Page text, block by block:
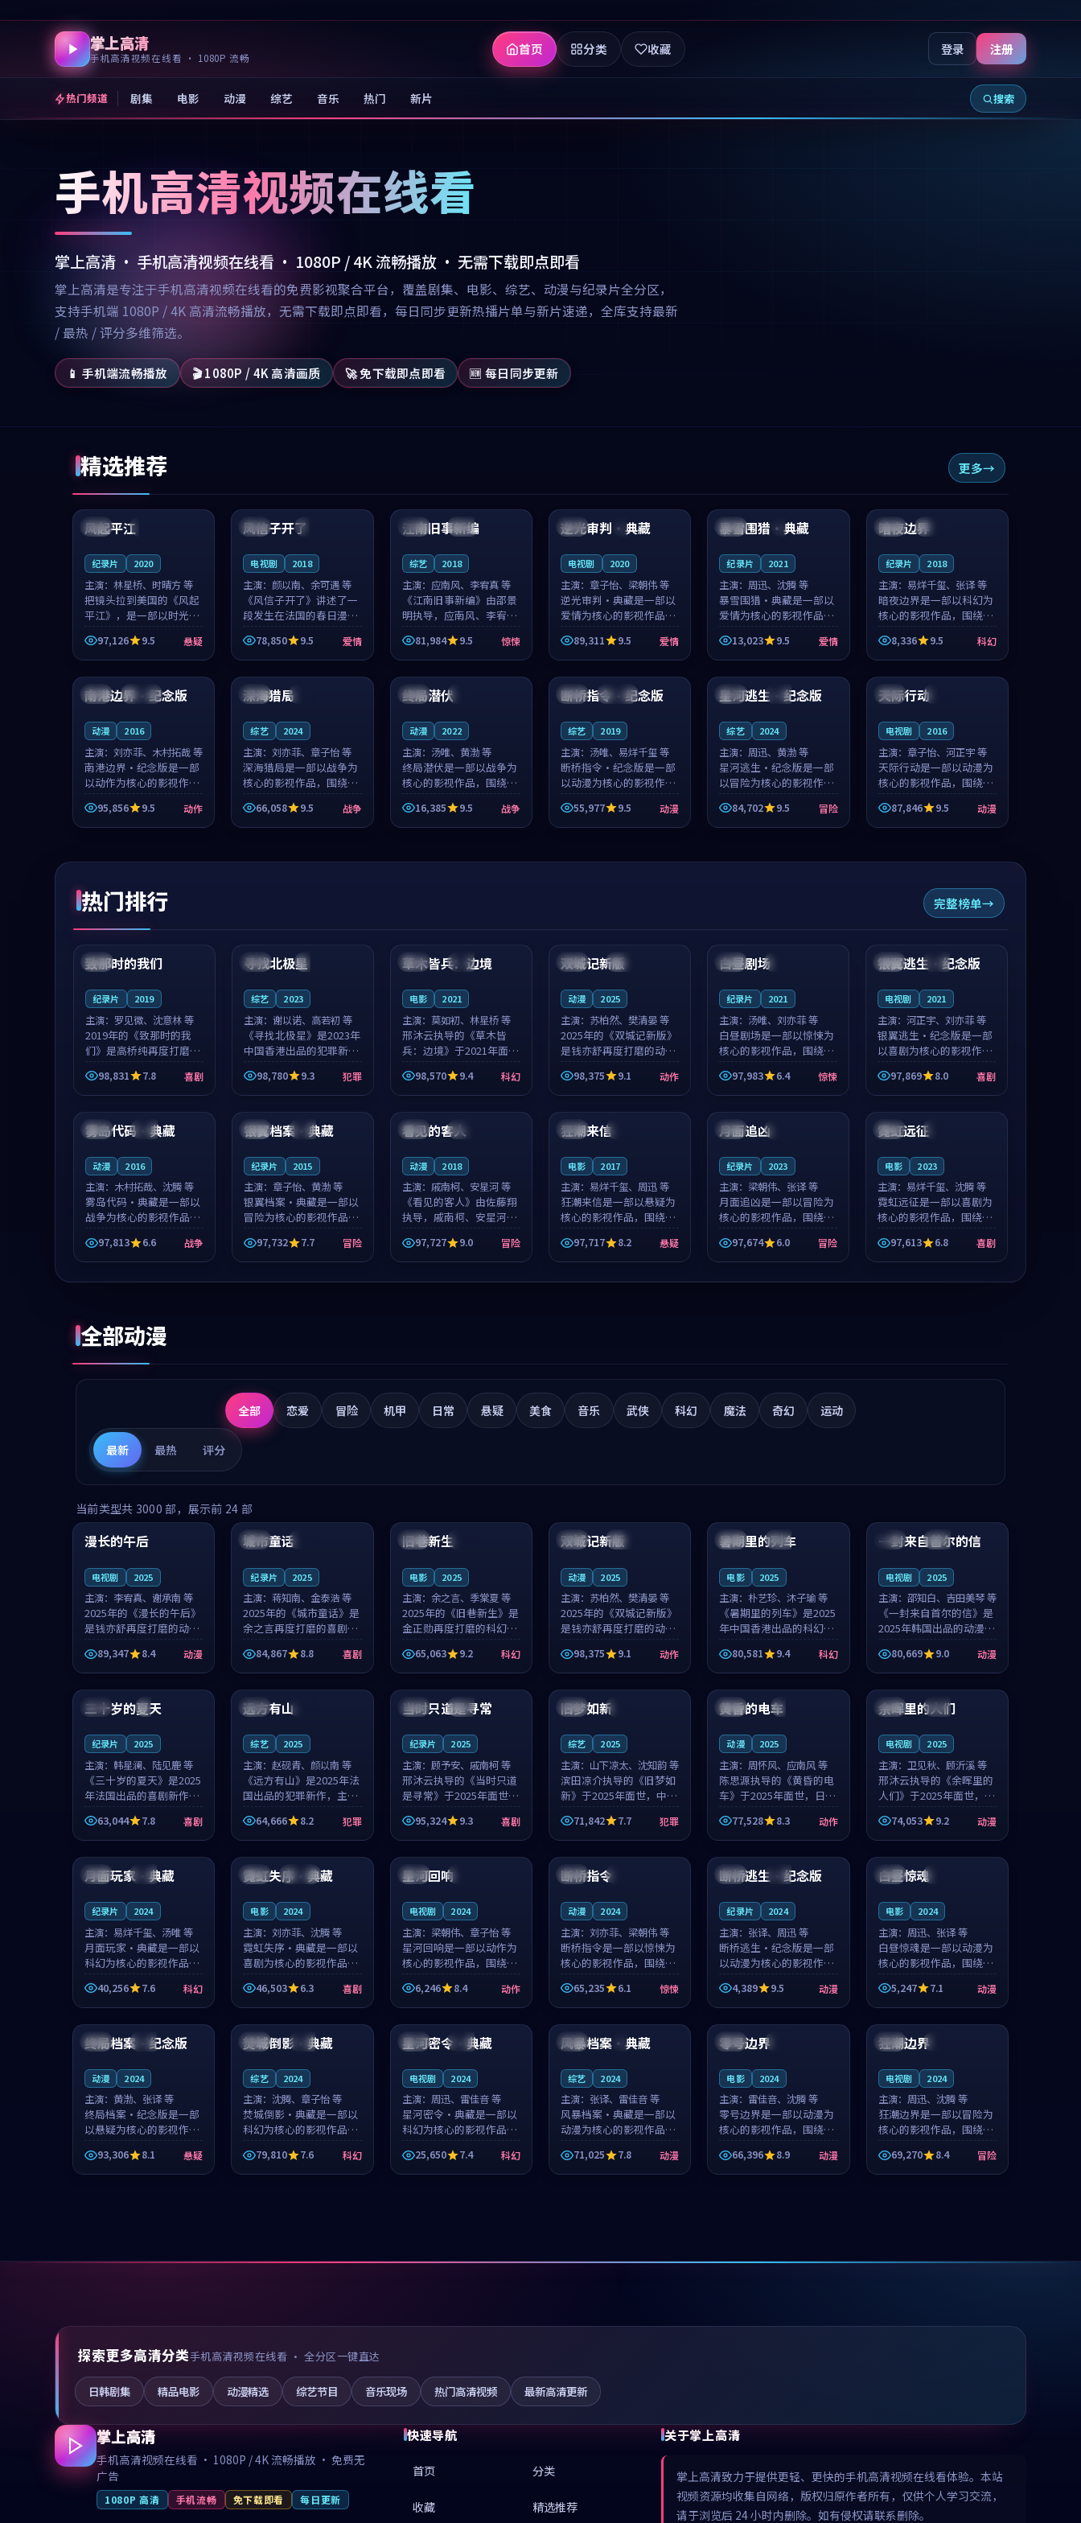
掌上高清
手机高清视频在线看 · 1080P 流畅
首页 分类 收藏 登录 注册
热门频道 剧集 电影 动漫 综艺 音乐 热门 新片 搜索
手机高清视频在线看
掌上高清 · 手机高清视频在线看 · 1080P / 4K 流畅播放 · 无需下载即点即看
掌上高清是专注于手机高清视频在线看的免费影视聚合平台，覆盖剧集、电影、综艺、动漫与纪录片全分区，
支持手机端 1080P / 4K 高清流畅播放，无需下载即点即看，每日同步更新热播片单与新片速递，全库支持最新
/ 最热 / 评分多维筛选。
📱 手机端流畅播放 🎬 1080P / 4K 高清画质 🚀 免下载即点即看 🆕 每日同步更新
精选推荐 更多
美国
99:07
风起平江
纪录片 2020
主演： 林星桥、时晴方 等
把镜头拉到美国的《风起
平江》，是一部以时光记
忆为底色的悬疑作品。林
星桥和时晴方贡献了2020
年颇受关注的合作演出，
影片在情感层次与现实质
感之间游...
97,126 9.5 悬疑
法国 4K
99:21
风信子开了
电视剧 2018
主演：颜以南、余可遇 等
《风信子开了》讲述了一
段发生在法国的春日漫步
故事。颜以南饰演的主角
与余可遇的角色因一场意
外卷入更深的纠葛，爱情
元素贯穿始终，节奏稳健
而富有张力，...
78,850 9.5 爱情
日本 院线
99:53
江南旧事新编
综艺 2018
主演： 应南风、李宥真 等
《江南旧事新编》由邵景
明执导，应南风、李宥真
领衔主演，是一部2018年
上映的日本惊悚综艺。影
片以邻里温情为切入，呈
现一段从初遇到告别都浸
着真实情...
81,984 9.5 惊悚
英国 4K
99:27
逆光审判·典藏
电视剧 2020
主演： 章子怡、梁朝伟 等
逆光审判·典藏是一部以
爱情为核心的影视作品，
围绕危机、反转与人物成
长展开，整体节奏紧凑，
值得推荐观看。
89,311 9.5 爱情
中国 4K
99:27
暴雪围猎·典藏
纪录片 2021
主演：周迅、沈腾 等
暴雪围猎·典藏是一部以
爱情为核心的影视作品，
围绕危机、反转与人物成
长展开，整体节奏紧凑，
值得推荐观看。
13,023 9.5 爱情
中国 连载中
99:06
暗夜边界
纪录片 2018
主演： 易烊千玺、张译 等
暗夜边界是一部以科幻为
核心的影视作品，围绕危
机、反转与人物成长展
开，整体节奏紧凑，值得
推荐观看。
8,336 9.5 科幻
中国 连载中
99:10
南港边界·纪念版
动漫 2016
主演： 刘亦菲、木村拓哉 等
南港边界·纪念版是一部
以动作为核心的影视作
品，围绕危机、反转与人
物成长展开，整体节奏紧
凑，值得推荐观看。
95,856 9.5 动作
日本
99:56
深海猎局
综艺 2024
主演：刘亦菲、章子怡 等
深海猎局是一部以战争为
核心的影视作品，围绕危
机、反转与人物成长展
开，整体节奏紧凑，值得
推荐观看。
66,058 9.5 战争
法国
95:33
终局潜伏
动漫 2022
主演： 汤唯、黄渤 等
终局潜伏是一部以战争为
核心的影视作品，围绕危
机、反转与人物成长展
开，整体节奏紧凑，值得
推荐观看。
16,385 9.5 战争
英国 连载中
97:46
断桥指令·纪念版
综艺 2019
主演： 汤唯、易烊千玺 等
断桥指令·纪念版是一部
以动漫为核心的影视作
品，围绕危机、反转与人
物成长展开，整体节奏紧
凑，值得推荐观看。
55,977 9.5 动漫
中国 院线
99:11
星河逃生·纪念版
综艺 2024
主演：周迅、黄渤 等
星河逃生·纪念版是一部
以冒险为核心的影视作
品，围绕危机、反转与人
物成长展开，整体节奏紧
凑，值得推荐观看。
84,702 9.5 冒险
法国
99:30
天际行动
电视剧 2016
主演： 章子怡、河正宇 等
天际行动是一部以动漫为
核心的影视作品，围绕危
机、反转与人物成长展
开，整体节奏紧凑，值得
推荐观看。
87,846 9.5 动漫
热门排行 完整榜单
中国 4K
99:22
致那时的我们
纪录片 2019
主演： 罗见微、沈意林 等
2019年的《致那时的我
们》是高桥纯再度打磨的
喜剧佳作。中国大陆的取
景与都市寓言的氛围相互
成就，罗见微与沈意林的
影片在悬念...
98,831 7.8 喜剧
中国 4K
99:18
寻找北极星
综艺 2023
主演： 谢以诺、高若初 等
《寻找北极星》是2023年
中国香港出品的犯罪新
作，主创团队希望用公路
冒险的故事让观众停下来
想一想。谢以诺领衔，高
柯的叙事节...
98,780 9.3 犯罪
泰国 独播
99:44
草木皆兵：边境
电影 2021
主演： 莫如初、林星桥 等
邢沐云执导的《草木皆
兵：边境》于2021年面
世，泰国的城市气质与校
园青春的人物心境共同构
筑了影片基调。莫如初、
整部科幻电影...
98,570 9.4 科幻
中国 独播
99:40
双城记新版
动漫 2025
主演： 苏柏然、樊清晏 等
2025年的《双城记新版》
是钱亦舒再度打磨的动作
佳作。中国大陆的取景与
沙漠探险的氛围相互成
就，苏柏然与樊清晏的对
片在悬念与...
98,375 9.1 动作
中国
99:14
白昼剧场
纪录片 2021
主演： 汤唯、刘亦菲 等
白昼剧场是一部以惊悚为
核心的影视作品，围绕危
机、反转与人物成长展
开，整体节奏紧凑，值得
推荐观看。
97,983 6.4 惊悚
美国 高分
99:27
银翼逃生·纪念版
电视剧 2021
主演： 河正宇、刘亦菲 等
银翼逃生·纪念版是一部
以喜剧为核心的影视作
品，围绕危机、反转与人
物成长展开，整体节奏紧
凑，值得推荐观看。
97,869 8.0 喜剧
中国 杜比
99:05
雾岛代码·典藏
动漫 2016
主演： 木村拓哉、沈腾 等
雾岛代码·典藏是一部以
战争为核心的影视作品，
围绕危机、反转与人物成
长展开，整体节奏紧凑，
值得推荐观看。
97,813 6.6 战争
英国 院线
99:06
银翼档案·典藏
纪录片 2015
主演： 章子怡、黄渤 等
银翼档案·典藏是一部以
冒险为核心的影视作品，
围绕危机、反转与人物成
长展开，整体节奏紧凑，
值得推荐观看。
97,732 7.7 冒险
泰国 完结
99:05
看见的客人
动漫 2018
主演： 戚南柯、安星河 等
《看见的客人》由佐藤翔
执导，戚南柯、安星河领
衔主演，是一部2018年上
映的泰国冒险动漫。影片
以海岸抒情为切入，呈现
一段从初遇到告别都浸着
97,727 9.0 冒险
中国
99:36
狂潮来信
电影 2017
主演： 易烊千玺、周迅 等
狂潮来信是一部以悬疑为
核心的影视作品，围绕危
机、反转与人物成长展
开，整体节奏紧凑，值得
推荐观看。
97,717 8.2 悬疑
泰国
99:46
月面追凶
纪录片 2023
主演： 梁朝伟、张译 等
月面追凶是一部以冒险为
核心的影视作品，围绕危
机、反转与人物成长展
开，整体节奏紧凑，值得
推荐观看。
97,674 6.0 冒险
中国
99:16
霓虹远征
电影 2023
主演： 易烊千玺、沈腾 等
霓虹远征是一部以喜剧为
核心的影视作品，围绕危
机、反转与人物成长展
开，整体节奏紧凑，值得
推荐观看。
97,613 6.8 喜剧
全部动漫
全部 恋爱 冒险 机甲 日常 悬疑 美食 音乐 武侠 科幻 魔法 奇幻 运动
最新 最热 评分
当前类型共 3000 部，展示前 24 部
中国 高分
99:16
漫长的午后
电视剧 2025
主演： 李宥真、谢承南 等
2025年的《漫长的午后》
是钱亦舒再度打磨的动漫
佳作。中国大陆的取景与
海岛日常的氛围相互成
就，李宥真与谢承南的对
手戏自然克制，让整部影
片在悬念与...
89,347 8.4 动漫
美国
城市童话
纪录片 2025
主演：蒋知南、金泰浩 等
2025年的《城市童话》是
余之言再度打磨的喜剧佳
作。美国的取景与历史战
争的氛围相互成就，蒋知
南与金泰浩的对手戏自然
克制，让整部影片在悬念
与温度之...
84,867 8.8 喜剧
英国
旧巷新生
电影 2025
主演： 余之言、季棠夏 等
2025年的《旧巷新生》是
金正勋再度打磨的科幻佳
作。英国的取景与雨夜物
语的氛围相互成就，余之
言与季棠夏的对手戏自然
克制，让整部影片在悬念
与温度之...
65,063 9.2 科幻
中国 独播
双城记新版
动漫 2025
主演： 苏柏然、樊清晏 等
2025年的《双城记新版》
是钱亦舒再度打磨的动作
佳作。中国大陆的取景与
沙漠探险的氛围相互成
就，苏柏然与樊清晏的对
手戏自然克制，让整部影
片在悬念与...
98,375 9.1 动作
中国 杜比
暑期里的列车
电影 2025
主演：朴艺珍、沐子瑜 等
《暑期里的列车》是2025
年中国香港出品的科幻新
作，主创团队希望用城市
夜归人的故事让观众停下
来想一想。朴艺珍领衔，
沐子瑜担任重要角色，郑
书延的叙...
80,581 9.4 科幻
韩国 热播
一封来自首尔的信
电视剧 2025
主演： 邵知白、吉田美琴 等
《一封来自首尔的信》是
2025年韩国出品的动漫新
作，主创团队希望用高考
往事的故事让观众停下来
想一想。邵知白领衔，吉
田美琴担任重要角色，谢
承南的叙...
80,669 9.0 动漫
法国 4K
99:12
三十岁的夏天
纪录片 2025
主演： 韩星澜、陆见鹿 等
《三十岁的夏天》是2025
年法国出品的喜剧新作，
主创团队希望用深夜电台
的故事让观众停下来想一
想。韩星澜领衔，陆见鹿
担任重要角色，山田纯一
的叙事节...
63,044 7.8 喜剧
法国
99:48
远方有山
综艺 2025
主演：赵砚青、颜以南 等
《远方有山》是2025年法
国出品的犯罪新作，主创
团队希望用高校追梦的故
事让观众停下来想一想。
赵砚青领衔，颜以南担任
重要角色，山田纯一的叙
事节奏一...
64,666 8.2 犯罪
泰国 杜比
99:32
当时只道是寻常
纪录片 2025
主演： 顾予安、戚南柯 等
邢沐云执导的《当时只道
是寻常》于2025年面世，
泰国的城市气质与母女情
深的人物心境共同构筑了
影片基调。顾予安、戚南
柯用细腻的表演撑起整部
喜剧电影...
95,324 9.3 喜剧
中国
99:08
旧梦如新
综艺 2025
主演： 山下凉太、沈知韵 等
滨田凉介执导的《旧梦如
新》于2025年面世，中国
台湾的城市气质与异国相
遇的人物心境共同构筑了
影片基调。山下凉太、沈
知韵用细腻的表演撑起整
部犯罪电...
71,842 7.7 犯罪
日本 4K
99:20
黄昏的电车
动漫 2025
主演：周怀风、应南风 等
陈思源执导的《黄昏的电
车》于2025年面世，日本
的城市气质与渔村故事的
人物心境共同构筑了影片
基调。周怀风、应南风用
细腻的表演撑起整部动作
电影，剧...
77,528 8.3 动作
泰国 完结
99:56
余晖里的人们
电视剧 2025
主演： 卫见秋、顾沂溪 等
邢沐云执导的《余晖里的
人们》于2025年面世，泰
国的城市气质与小镇生活
的人物心境共同构筑了影
片基调。卫见秋、顾沂溪
用细腻的表演撑起整部动
漫电影，...
74,053 9.2 动漫
英国 热播
99:06
月面玩家·典藏
纪录片 2024
主演： 易烊千玺、汤唯 等
月面玩家·典藏是一部以
科幻为核心的影视作品，
围绕危机、反转与人物成
长展开，整体节奏紧凑，
值得推荐观看。
40,256 7.6 科幻
泰国 连载中
99:04
霓虹失序·典藏
电影 2024
主演：刘亦菲、沈腾 等
霓虹失序·典藏是一部以
喜剧为核心的影视作品，
围绕危机、反转与人物成
长展开，整体节奏紧凑，
值得推荐观看。
46,503 6.3 喜剧
泰国
99:33
星河回响
电视剧 2024
主演： 梁朝伟、章子怡 等
星河回响是一部以动作为
核心的影视作品，围绕危
机、反转与人物成长展
开，整体节奏紧凑，值得
推荐观看。
6,246 8.4 动作
韩国
99:13
断桥指令
动漫 2024
主演： 刘亦菲、梁朝伟 等
断桥指令是一部以惊悚为
核心的影视作品，围绕危
机、反转与人物成长展
开，整体节奏紧凑，值得
推荐观看。
65,235 6.1 惊悚
中国 独播
99:41
断桥逃生·纪念版
纪录片 2024
主演： 张译、周迅 等
断桥逃生·纪念版是一部
以动漫为核心的影视作
品，围绕危机、反转与人
物成长展开，整体节奏紧
凑，值得推荐观看。
4,389 9.5 动漫
日本
99:07
白昼惊魂
电影 2024
主演： 周迅、张译 等
白昼惊魂是一部以动漫为
核心的影视作品，围绕危
机、反转与人物成长展
开，整体节奏紧凑，值得
推荐观看。
5,247 7.1 动漫
英国 热播
99:31
终局档案·纪念版
动漫 2024
主演： 黄渤、张译 等
终局档案·纪念版是一部
以悬疑为核心的影视作
品，围绕危机、反转与人
物成长展开，整体节奏紧
凑，值得推荐观看。
93,306 8.1 悬疑
中国 完结
99:16
焚城倒影·典藏
综艺 2024
主演：沈腾、章子怡 等
焚城倒影·典藏是一部以
科幻为核心的影视作品，
围绕危机、反转与人物成
长展开，整体节奏紧凑，
值得推荐观看。
79,810 7.6 科幻
中国 完结
99:36
星河密令·典藏
电视剧 2024
主演： 周迅、雷佳音 等
星河密令·典藏是一部以
科幻为核心的影视作品，
围绕危机、反转与人物成
长展开，整体节奏紧凑，
值得推荐观看。
25,650 7.4 科幻
中国 4K
99:48
风暴档案·典藏
综艺 2024
主演： 张译、雷佳音 等
风暴档案·典藏是一部以
动漫为核心的影视作品，
围绕危机、反转与人物成
长展开，整体节奏紧凑，
值得推荐观看。
71,025 7.8 动漫
美国
93:33
零号边界
电影 2024
主演： 雷佳音、沈腾 等
零号边界是一部以动漫为
核心的影视作品，围绕危
机、反转与人物成长展
开，整体节奏紧凑，值得
推荐观看。
66,396 8.9 动漫
中国
94:55
狂潮边界
电视剧 2024
主演： 周迅、沈腾 等
狂潮边界是一部以冒险为
核心的影视作品，围绕危
机、反转与人物成长展
开，整体节奏紧凑，值得
推荐观看。
69,270 8.4 冒险
探索更多高清分类手机高清视频在线看 · 全分区一键直达
日韩剧集 精品电影 动漫精选 综艺节目 音乐现场 热门高清视频 最新高清更新
掌上高清
手机高清视频在线看 · 1080P / 4K 流畅播放 · 免费无
广告
1080P 高清 手机流畅 免下载即看 每日更新
快速导航
首页 分类
收藏 精选推荐
关于掌上高清
掌上高清致力于提供更轻、更快的手机高清视频在线看体验。本站
视频资源均收集自网络，版权归原作者所有，仅供个人学习交流，
请于浏览后 24 小时内删除。如有侵权请联系删除。